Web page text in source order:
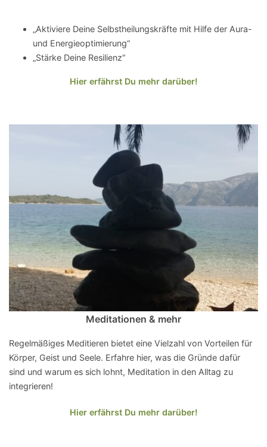
„Aktiviere Deine Selbstheilungskräfte mit Hilfe der Aura-
und Energieoptimierung“
„Stärke Deine Resilienz“
Hier erfährst Du mehr darüber!
Meditationen & mehr
Regelmäßiges Meditieren bietet eine Vielzahl von Vorteilen für
Körper, Geist und Seele. Erfahre hier, was die Gründe dafür
sind und warum es sich lohnt, Meditation in den Alltag zu
integrieren!
Hier erfährst Du mehr darüber!